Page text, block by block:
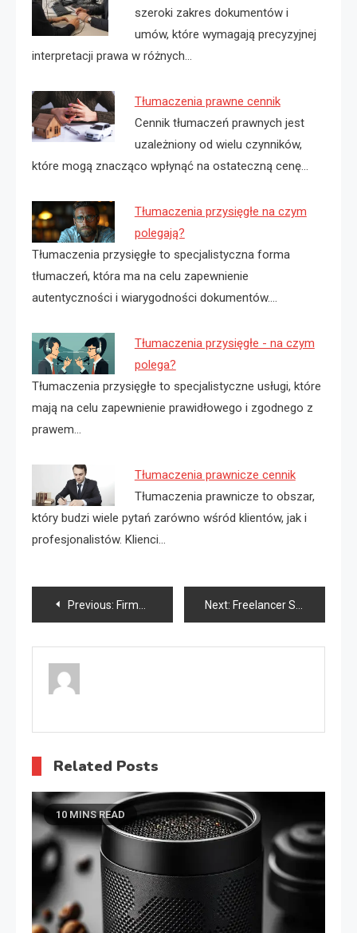
szeroki zakres dokumentów i
umów, które wymagają precyzyjnej
interpretacji prawa w różnych…
Tłumaczenia prawne cennik
Cennik tłumaczeń prawnych jest
uzależniony od wielu czynników,
które mogą znacząco wpłynąć na ostateczną cenę…
Tłumaczenia przysięgłe na czym
polegają?
Tłumaczenia przysięgłe to specjalistyczna forma
tłumaczeń, która ma na celu zapewnienie
autentyczności i wiarygodności dokumentów.…
Tłumaczenia przysięgłe - na czym
polega?
Tłumaczenia przysięgłe to specjalistyczne usługi, które
mają na celu zapewnienie prawidłowego i zgodnego z
prawem…
Tłumaczenia prawnicze cennik
Tłumaczenia prawnicze to obszar,
który budzi wiele pytań zarówno wśród klientów, jak i
profesjonalistów. Klienci…
Nawigacja
wpisu
Previous: Firma SEO Rybnik Next: Freelancer Seo Łódź
Related Posts
10 MINS READ